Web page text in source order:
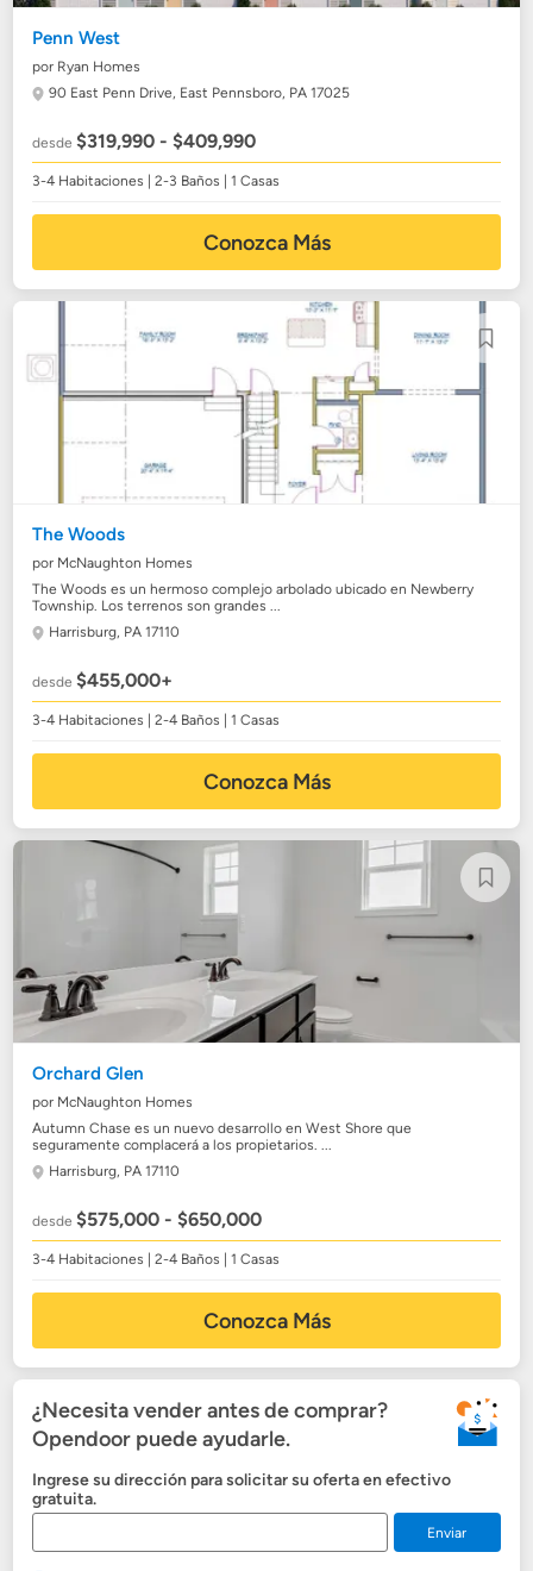
Penn West
por Ryan Homes
90 East Penn Drive, East Pennsboro, PA 17025
desde$319,990 - $409,990
3-4 Habitaciones | 2-3 Baños | 1 Casas
Conozca Más
The Woods
por McNaughton Homes
The Woods es un hermoso complejo arbolado ubicado en Newberry
Township. Los terrenos son grandes ...
Harrisburg, PA 17110
desde$455,000+
3-4 Habitaciones | 2-4 Baños | 1 Casas
Conozca Más
Orchard Glen
por McNaughton Homes
Autumn Chase es un nuevo desarrollo en West Shore que
seguramente complacerá a los propietarios. ...
Harrisburg, PA 17110
desde$575,000 - $650,000
3-4 Habitaciones | 2-4 Baños | 1 Casas
Conozca Más
¿Necesita vender antes de comprar?
Opendoor puede ayudarle.
Ingrese su dirección para solicitar su oferta en efectivo
gratuita.
Enviar